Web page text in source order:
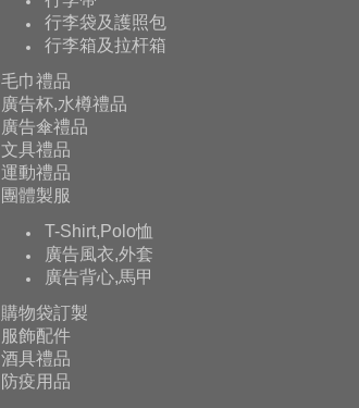
行李袋及護照包
行李箱及拉杆箱
毛巾禮品
廣告杯,水樽禮品
廣告傘禮品
文具禮品
運動禮品
團體製服
T-Shirt,Polo恤
廣告風衣,外套
廣告背心,馬甲
購物袋訂製
服飾配件
酒具禮品
防疫用品